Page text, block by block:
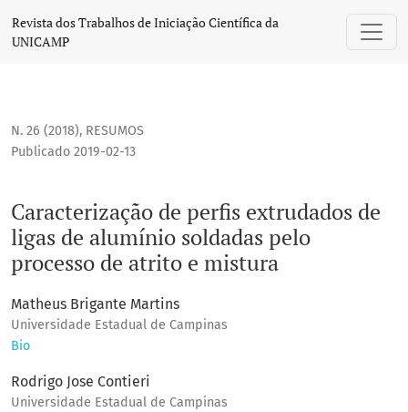
Caracterização de perfis extrudados de ligas de alumínio
Revista dos Trabalhos de Iniciação Científica da
UNICAMP
N. 26 (2018), RESUMOS
Caracterização de perfis extrudados de
ligas de alumínio soldadas pelo
processo de atrito e mistura
Publicado 2019-02-13
Matheus Brigante Martins
Universidade Estadual de Campinas
Bio
Rodrigo Jose Contieri
Universidade Estadual de Campinas